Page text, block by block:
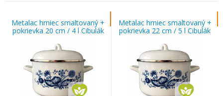
Metalac hrniec smaltovaný +
pokrievka 20 cm / 4 l Cibulák
Metalac hrniec smaltovaný +
pokrievka 22 cm / 5 l Cibulák